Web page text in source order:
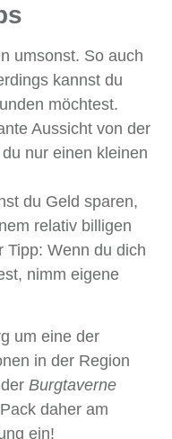
umsonst. So auch
kannst du
möchtest.
Aussicht von der
nur einen kleinen
du Geld sparen,
relativ billigen
Tipp: Wenn du dich
nimm eigene
um eine der
in der Region
Burgtaverne
daher am
ein!